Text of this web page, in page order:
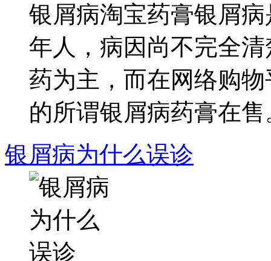
银屑病淘宝药膏银屑
年人，病因尚不完全
药为主，而在网络购
的所谓银屑病药膏在售
银屑病为什么误诊